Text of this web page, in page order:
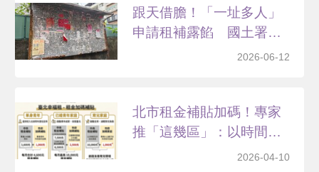
跟天借膽！「一址多人」
申請租補露餡 國土署：
2026-06-12
北市租金補貼加碼！專家
推「這幾區」：以時間換
2026-04-10